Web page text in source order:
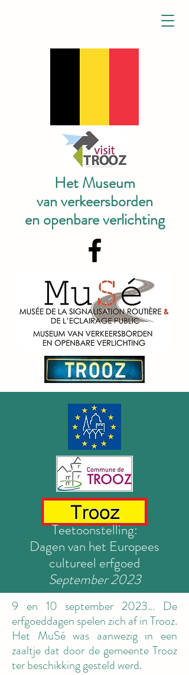
Het Museum
van verkeersborden
en openbare verlichting
Teetoonstelling:
Dagen van het Europees
cultureel erfgoed
September 2023
9 en 10 september 2023… De
erfgoeddagen spelen zich af in Trooz.
Het MuSé was aanwezig in een
zaaltje dat door de gemeente Trooz
ter beschikking gesteld werd.